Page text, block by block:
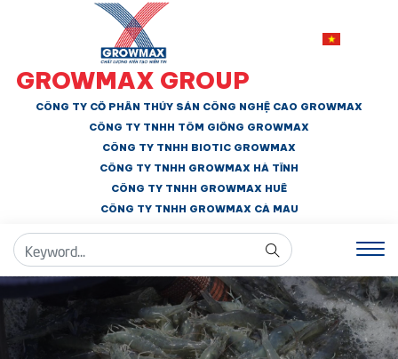
GROWMAX GROUP
CÔNG TY CỔ PHẦN THỦY SẢN CÔNG NGHỆ CAO GROWMAX
CÔNG TY TNHH TÔM GIỐNG GROWMAX
CÔNG TY TNHH BIOTIC GROWMAX
CÔNG TY TNHH GROWMAX HÀ TĨNH
CÔNG TY TNHH GROWMAX HUẾ
CÔNG TY TNHH GROWMAX CÀ MAU